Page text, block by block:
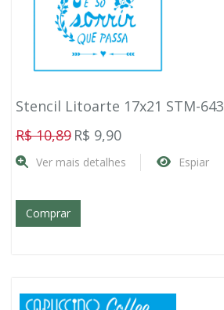
Stencil Litoarte 17x21 STM-643
R$ 10,89 R$ 9,90
Ver mais detalhes Espiar
Comprar